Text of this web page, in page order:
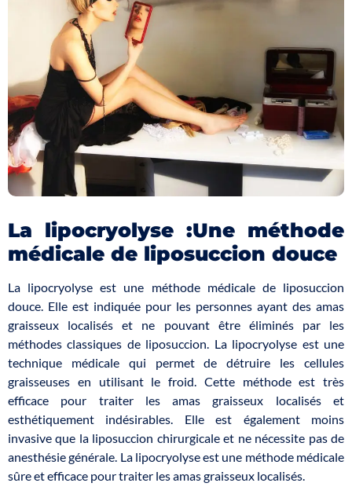
La lipocryolyse :Une méthode
médicale de liposuccion douce
La lipocryolyse est une méthode médicale de liposuccion
douce. Elle est indiquée pour les personnes ayant des amas
graisseux localisés et ne pouvant être éliminés par les
méthodes classiques de liposuccion. La lipocryolyse est une
technique médicale qui permet de détruire les cellules
graisseuses en utilisant le froid. Cette méthode est très
efficace pour traiter les amas graisseux localisés et
esthétiquement indésirables. Elle est également moins
invasive que la liposuccion chirurgicale et ne nécessite pas de
anesthésie générale. La lipocryolyse est une méthode médicale
sûre et efficace pour traiter les amas graisseux localisés.